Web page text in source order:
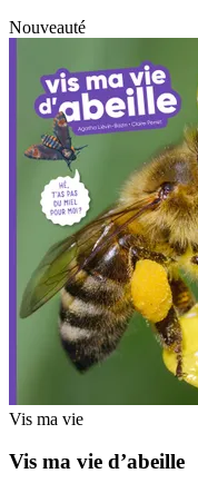
Nouveauté
Vis ma vie
Vis ma vie d’abeille